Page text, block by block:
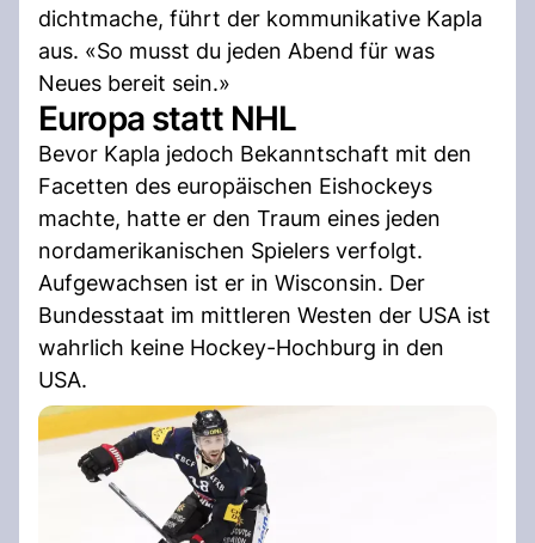
dichtmache, führt der kommunikative Kapla
aus. «So musst du jeden Abend für was
Neues bereit sein.»
Europa statt NHL
Bevor Kapla jedoch Bekanntschaft mit den
Facetten des europäischen Eishockeys
machte, hatte er den Traum eines jeden
nordamerikanischen Spielers verfolgt.
Aufgewachsen ist er in Wisconsin. Der
Bundesstaat im mittleren Westen der USA ist
wahrlich keine Hockey-Hochburg in den
USA.